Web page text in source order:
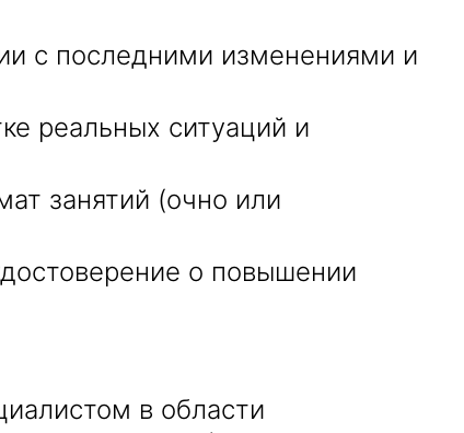
с последними изменениями и
реальных ситуаций и
занятий (очно или
о повышении
в области